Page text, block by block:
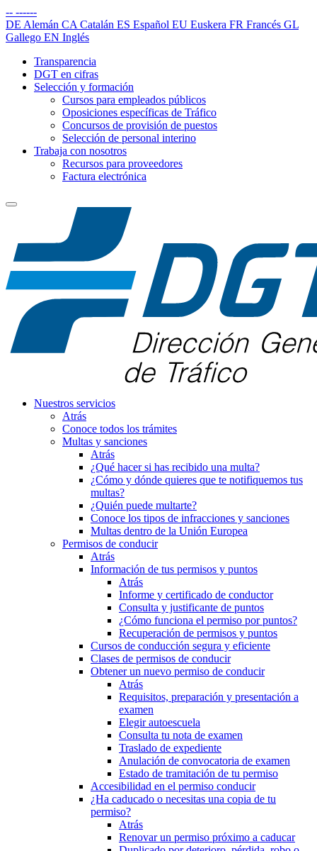
-- ------
DE Alemán CA Catalán ES Español EU Euskera FR Francés GL
Gallego EN Inglés
Transparencia
DGT en cifras
Selección y formación
Cursos para empleados públicos
Oposiciones específicas de Tráfico
Concursos de provisión de puestos
Selección de personal interino
Trabaja con nosotros
Recursos para proveedores
Factura electrónica
Nuestros servicios
Atrás
Conoce todos los trámites
Multas y sanciones
Atrás
¿Qué hacer si has recibido una multa?
¿Cómo y dónde quieres que te notifiquemos tus
multas?
¿Quién puede multarte?
Conoce los tipos de infracciones y sanciones
Multas dentro de la Unión Europea
Permisos de conducir
Atrás
Información de tus permisos y puntos
Atrás
Informe y certificado de conductor
Consulta y justificante de puntos
¿Cómo funciona el permiso por puntos?
Recuperación de permisos y puntos
Cursos de conducción segura y eficiente
Clases de permisos de conducir
Obtener un nuevo permiso de conducir
Atrás
Requisitos, preparación y presentación a
examen
Elegir autoescuela
Consulta tu nota de examen
Traslado de expediente
Anulación de convocatoria de examen
Estado de tramitación de tu permiso
Accesibilidad en el permiso conducir
¿Ha caducado o necesitas una copia de tu
permiso?
Atrás
Renovar un permiso próximo a caducar